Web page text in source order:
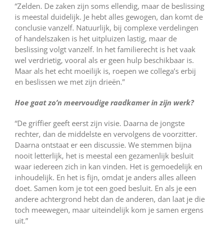
“Zelden. De zaken zijn soms ellendig, maar de beslissing
is meestal duidelijk. Je hebt alles gewogen, dan komt de
conclusie vanzelf. Natuurlijk, bij complexe verdelingen
of handelszaken is het uitpluizen lastig, maar de
beslissing volgt vanzelf. In het familierecht is het vaak
wel verdrietig, vooral als er geen hulp beschikbaar is.
Maar als het echt moeilijk is, roepen we collega’s erbij
en beslissen we met zijn drieën.”
Hoe gaat zo’n meervoudige raadkamer in zijn werk?
“De griffier geeft eerst zijn visie. Daarna de jongste
rechter, dan de middelste en vervolgens de voorzitter.
Daarna ontstaat er een discussie. We stemmen bijna
nooit letterlijk, het is meestal een gezamenlijk besluit
waar iedereen zich in kan vinden. Het is gemoedelijk en
inhoudelijk. En het is fijn, omdat je anders alles alleen
doet. Samen kom je tot een goed besluit. En als je een
andere achtergrond hebt dan de anderen, dan laat je die
toch meewegen, maar uiteindelijk kom je samen ergens
uit.”